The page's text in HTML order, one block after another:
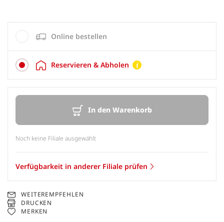
Online bestellen
Reservieren & Abholen
In den Warenkorb
Noch keine Filiale ausgewählt
Verfügbarkeit in anderer Filiale prüfen
WEITEREMPFEHLEN
DRUCKEN
MERKEN